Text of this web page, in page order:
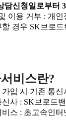
담신청일로부터
이용 거부 : 개
경우 SK브로
비스란?
가입 시 기존 통
신사 : SK브로드
스 : 초고속인